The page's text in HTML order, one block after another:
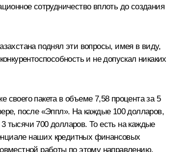
сотрудничество вплоть до создания
поднял эти вопросы, имея в виду,
и не допускал никаких
своего пакета в объеме 7,58 процента за 5
после «Эппл». На каждые 100 долларов,
тысячи 700 долларов. То есть на каждые
наших кредитных финансовых
работы по этому направлению.